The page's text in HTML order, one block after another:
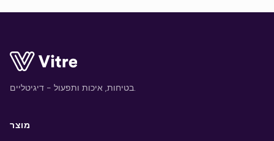
בטיחות, איכות ותפעול - דיגיטליים.
מוצר